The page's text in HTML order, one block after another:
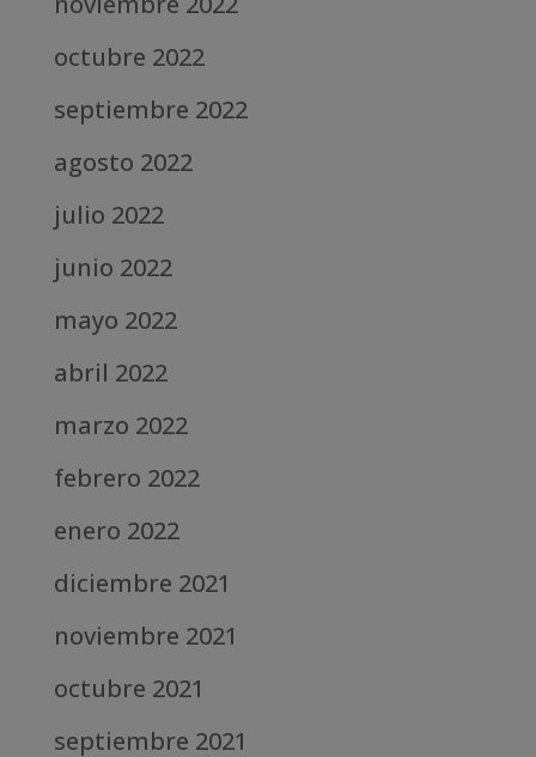
octubre 2022
septiembre 2022
agosto 2022
julio 2022
junio 2022
mayo 2022
abril 2022
marzo 2022
febrero 2022
enero 2022
diciembre 2021
noviembre 2021
octubre 2021
septiembre 2021